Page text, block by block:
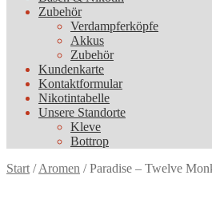
Zubehör
Verdampferköpfe
Akkus
Zubehör
Kundenkarte
Kontaktformular
Nikotintabelle
Unsere Standorte
Kleve
Bottrop
Start /Aromen /Paradise – Twelve